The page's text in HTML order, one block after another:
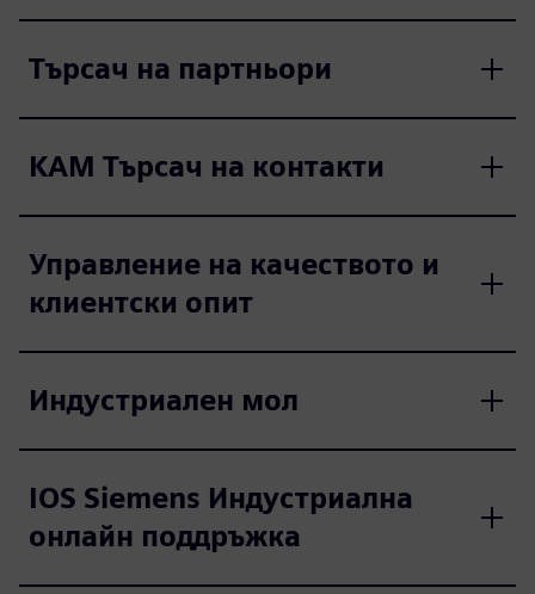
Търсач на партньори
KAM Търсач на контакти
Управление на качеството и
клиентски опит
Индустриален мол
IOS Siemens Индустриална
онлайн поддръжка